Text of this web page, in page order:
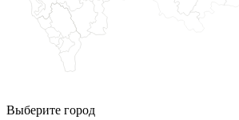
Выберите город